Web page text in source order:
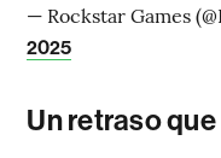
— Rockstar Games
2025
Un retraso